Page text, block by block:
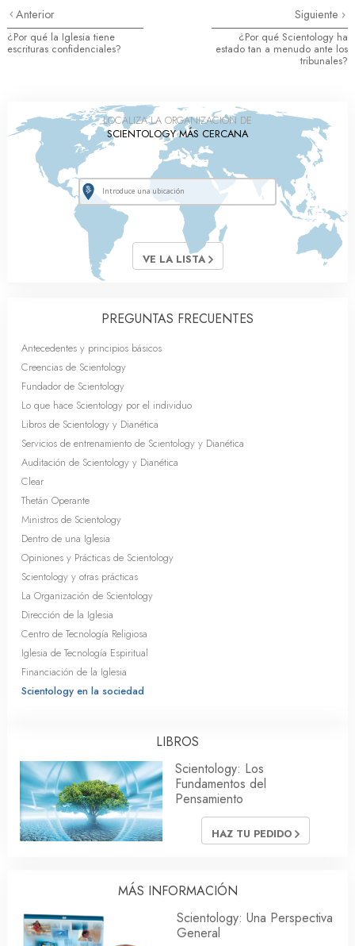
Anterior
¿Por qué la Iglesia tiene
escrituras confidenciales?
Siguiente
¿Por qué Scientology ha
estado tan a menudo ante los
tribunales?
LOCALIZA LA ORGANIZACIÓN DE
SCIENTOLOGY MÁS CERCANA
VE LA LISTA
PREGUNTAS FRECUENTES
Antecedentes y principios básicos
Creencias de Scientology
Fundador de Scientology
Lo que hace Scientology por el individuo
Libros de Scientology y Dianética
Servicios de entrenamiento de Scientology y Dianética
Auditación de Scientology y Dianética
Clear
Thetán Operante
Ministros de Scientology
Dentro de una Iglesia
Opiniones y Prácticas de Scientology
Scientology y otras prácticas
La Organización de Scientology
Dirección de la Iglesia
Centro de Tecnología Religiosa
Iglesia de Tecnología Espiritual
Financiación de la Iglesia
Scientology en la sociedad
LIBROS
Scientology: Los
Fundamentos del
Pensamiento
HAZ TU PEDIDO
MÁS INFORMACIÓN
Scientology: Una Perspectiva
General